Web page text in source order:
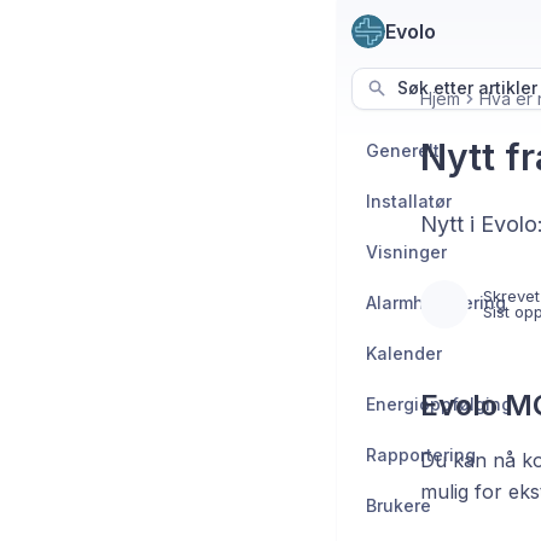
Evolo
Søk etter artikler
Generelt
Installatør
Visninger
Alarmhåndtering
Kalender
Energioppfølging
Rapportering
Brukere
Hjem Hva er
Nytt
Nytt i
Sist
Evolo
Du kan nå
mulig for